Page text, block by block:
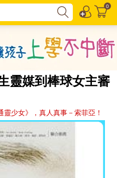
0
靈媒到棒球女主審
少女》，真人真事－索菲亞！